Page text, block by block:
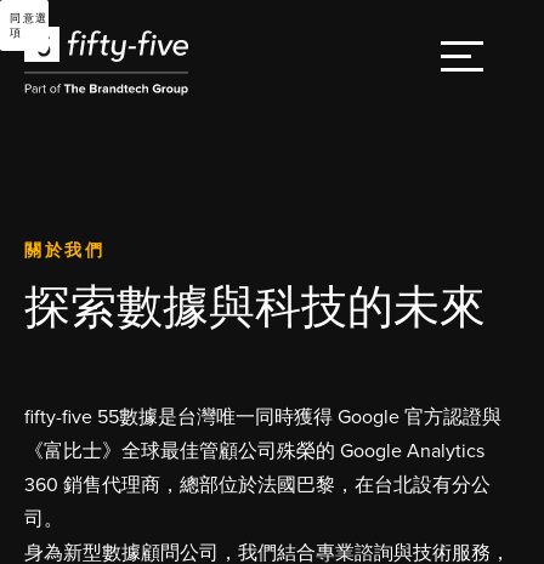
同意選
項
關於我們
探索數據與科技的未來
fifty-five 55數據是台灣唯一同時獲得 Google 官方認證與
《富比士》全球最佳管顧公司殊榮的 Google Analytics
360 銷售代理商，總部位於法國巴黎，在台北設有分公
司。
身為新型數據顧問公司，我們結合專業諮詢與技術服務，